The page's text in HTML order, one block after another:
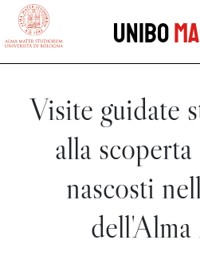
vai al contenuto della pagina
Unibo
Visite guidate
alla
nascosti